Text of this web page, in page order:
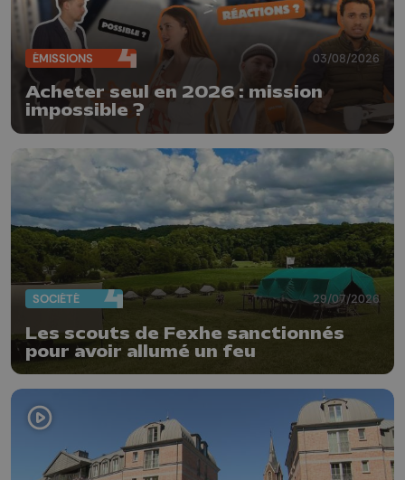
ÉMISSIONS 03/08/2026
Acheter seul en 2026 : mission
impossible ?
SOCIÉTÉ 29/07/2026
Les scouts de Fexhe sanctionnés
pour avoir allumé un feu